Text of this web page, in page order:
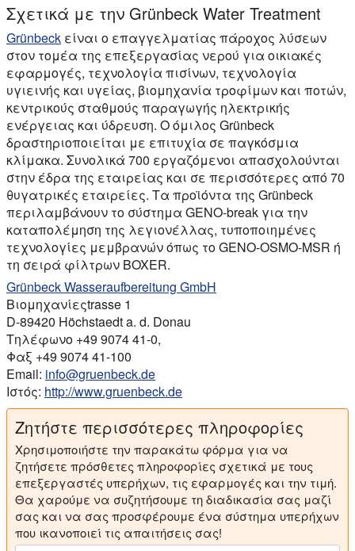
Σχετικά με την Grünbeck Water Treatment
Grünbeck είναι ο επαγγελματίας πάροχος λύσεων
στον τομέα της επεξεργασίας νερού για οικιακές
εφαρμογές, τεχνολογία πισίνων, τεχνολογία
υγιεινής και υγείας, βιομηχανία τροφίμων και ποτών,
κεντρικούς σταθμούς παραγωγής ηλεκτρικής
ενέργειας και ύδρευση. Ο όμιλος Grünbeck
δραστηριοποιείται με επιτυχία σε παγκόσμια
κλίμακα. Συνολικά 700 εργαζόμενοι απασχολούνται
στην έδρα της εταιρείας και σε περισσότερες από 70
θυγατρικές εταιρείες. Τα προϊόντα της Grünbeck
περιλαμβάνουν το σύστημα GENO-break για την
καταπολέμηση της λεγιονέλλας, τυποποιημένες
τεχνολογίες μεμβρανών όπως το GENO-OSMO-MSR ή
τη σειρά φίλτρων BOXER.
Grünbeck Wasseraufbereitung GmbH
Βιομηχανίεςtrasse 1
D-89420 Höchstaedt a. d. Donau
Τηλέφωνο +49 9074 41-0,
Φαξ +49 9074 41-100
Email: info@gruenbeck.de
Ιστός: http://www.gruenbeck.de
Ζητήστε περισσότερες πληροφορίες
Χρησιμοποιήστε την παρακάτω φόρμα για να
ζητήσετε πρόσθετες πληροφορίες σχετικά με τους
επεξεργαστές υπερήχων, τις εφαρμογές και την τιμή.
Θα χαρούμε να συζητήσουμε τη διαδικασία σας μαζί
σας και να σας προσφέρουμε ένα σύστημα υπερήχων
που ικανοποιεί τις απαιτήσεις σας!